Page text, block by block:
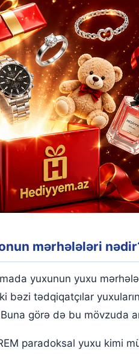
mərhələləri
yuxunun yuxu
bəzi tədqiqatçılar
Buna görə də bu mövzuda
paradoksal yuxu kimi